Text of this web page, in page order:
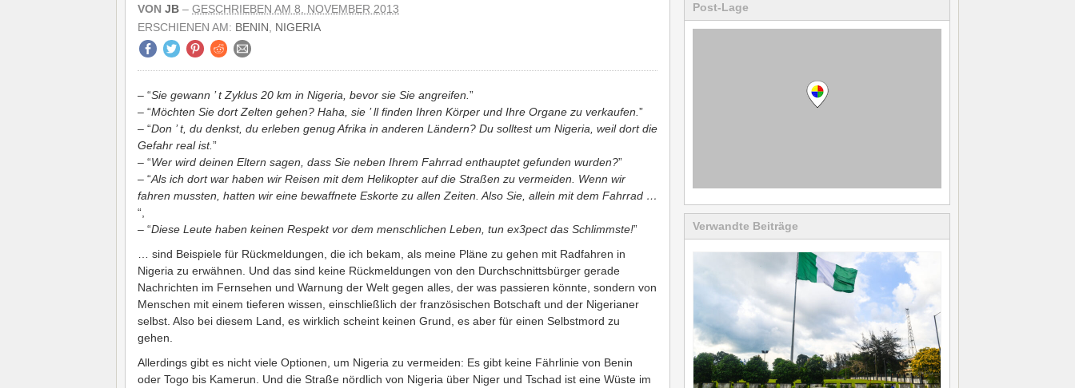
VON JB – GESCHRIEBEN AM 8. NOVEMBER 2013
ERSCHIENEN AM: BENIN NIGERIA
– “Sie gewann ’ t Zyklus 20 km in Nigeria, bevor sie Sie angreifen. ”
– “Möchten Sie dort Zelten gehen? Haha, sie ’ ll finden Ihren Körper und Ihre Organe zu verkaufen. ”
– “Don ’ t, du denkst, du erleben genug Afrika in anderen Ländern? Du solltest um Nigeria, weil dort die
Gefahr real ist.”
– “Wer wird deinen Eltern sagen, dass Sie neben Ihrem Fahrrad enthauptet gefunden wurden?”
– “Als ich dort war haben wir Reisen mit dem Helikopter auf die Straßen zu vermeiden. Wenn wir
fahren mussten, hatten wir eine bewaffnete Eskorte zu allen Zeiten. Also Sie, allein mit dem Fahrrad …
“,
– “Diese Leute haben keinen Respekt vor dem menschlichen Leben, tun ex3pect das Schlimmste!”
… sind Beispiele für Rückmeldungen, die ich bekam, als meine Pläne zu gehen mit Radfahren in
Nigeria zu erwähnen. Und das sind keine Rückmeldungen von den Durchschnittsbürger gerade
Nachrichten im Fernsehen und Warnung der Welt gegen alles, der was passieren könnte, sondern von
Menschen mit einem tieferen wissen, einschließlich der französischen Botschaft und der Nigerianer
selbst. Also bei diesem Land, es wirklich scheint keinen Grund, es aber für einen Selbstmord zu
gehen.
Allerdings gibt es nicht viele Optionen, um Nigeria zu vermeiden: Es gibt keine Fährlinie von Benin
oder Togo bis Kamerun. Und die Straße nördlich von Nigeria über Niger und Tschad ist eine Wüste im
Post-Lage
Verwandte Beiträge